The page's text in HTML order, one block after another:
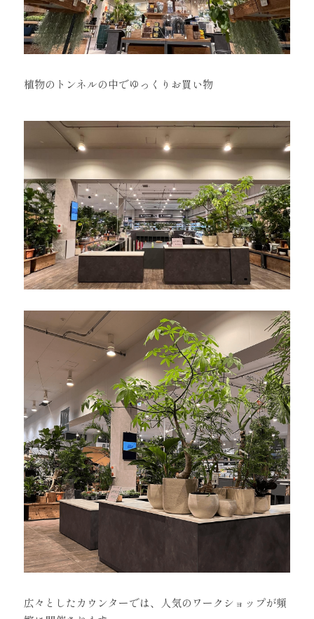
植物のトンネルの中でゆっくりお買い物
広々としたカウンターでは、人気のワークショップが頻